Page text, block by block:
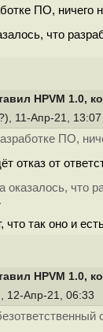
ПО, ничего
что
HPVM 1.0,
11-Апр-21, 13:07
ПО,
отказ от
оказалось, что
что так оно и
HPVM 1.0,
12-Апр-21, 06:33